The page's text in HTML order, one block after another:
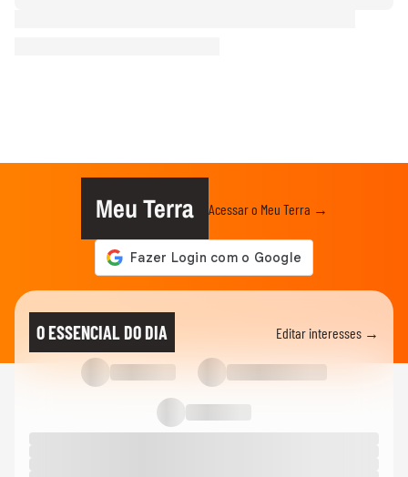
Meu Terra Acessar o Meu Terra →
O ESSENCIAL DO DIA Editar interesses →